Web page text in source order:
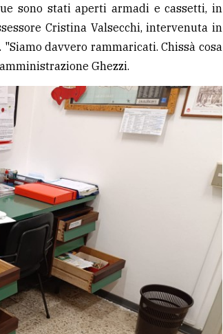
sono stati aperti armadi e cassetti, in
Cristina Valsecchi, intervenuta in
davvero rammaricati. Chissà cosa
Ghezzi.